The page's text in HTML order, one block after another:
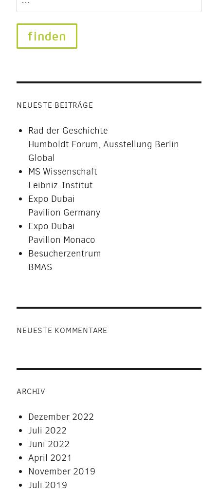
for:
NEUESTE BEITRÄGE
Rad der Geschichte
Humboldt Forum, Ausstellung Berlin
Global
MS Wissenschaft
Leibniz-Institut
Expo Dubai
Pavilion Germany
Expo Dubai
Pavillon Monaco
Besucherzentrum
BMAS
NEUESTE KOMMENTARE
ARCHIV
Dezember 2022
Juli 2022
Juni 2022
April 2021
November 2019
Juli 2019